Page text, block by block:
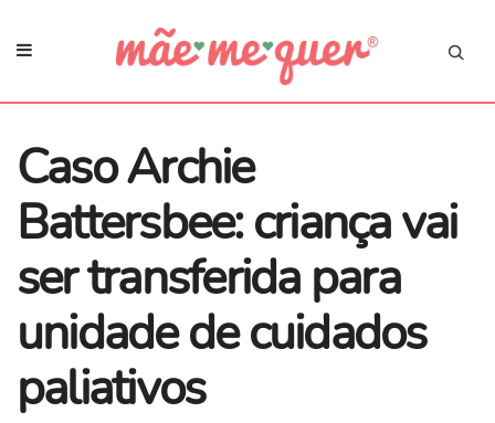
Caso Archie
Battersbee: criança vai
ser transferida para
unidade de cuidados
paliativos